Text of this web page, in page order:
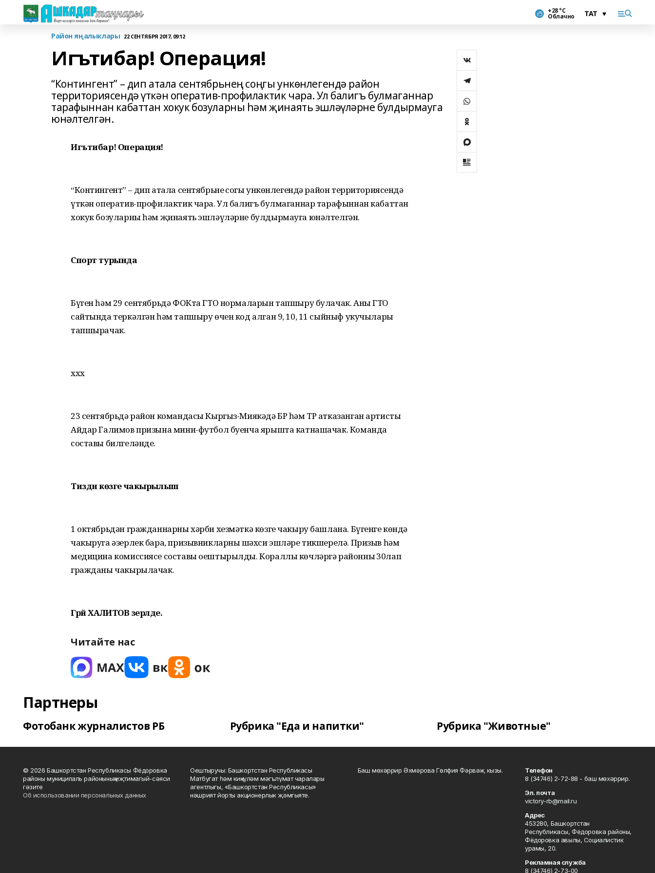
+28 °С
Облачно
Район яңалыклары 22 СЕНТЯБРЯ 2017, 09:12
Игътибар! Операция!
“Контингент” – дип атала сентябрьнең соңгы ункөнлегендә район
территориясендә үткән оператив-профилактик чара. Ул балигъ булмаганнар
тарафыннан кабаттан хокук бозуларны һәм җинаять эшләүләрне булдырмауга
юнәлтелгән.
Игътибар! Операция!
“Контингент” – дип атала сентябрьнең соңгы ункөнлегендә район территориясендә
үткән оператив-профилактик чара. Ул балигъ булмаганнар тарафыннан кабаттан
хокук бозуларны һәм җинаять эшләүләрне булдырмауга юнәлтелгән.
Спорт турында
Бүген һәм 29 сентябрьдә ФОКта ГТО нормаларын тапшыру булачак. Аны ГТО
сайтында теркәлгән һәм тапшыру өчен код алган 9, 10, 11 сыйныф укучылары
тапшырачак.
ххх
23 сентябрьдә район командасы Кыргыз-Миякәдә БР һәм ТР атказанган артисты
Айдар Галимов призына мини-футбол буенча ярышта катнашачак. Команда
составы билгеләнде.
Тиздән көзге чакырылыш
1 октябрьдән гражданнарны хәрби хезмәткә көзге чакыру башлана. Бүгенге көндә
чакыруга әзерлек бара, призывникларның шәхси эшләре тикшерелә. Призыв һәм
медицина комиссиясе составы оештырылды. Кораллы көчләргә районның 30лап
гражданы чакырылачак.
Гәрәй ХАЛИТОВ әзерләде.
Читайте нас
Партнеры
Фотобанк журналистов РБ Рубрика "Еда и напитки" Рубрика "Животные"
© 2026 Башкортстан Республикасы Фёдоровка
районы муниципаль районының иҗтимагый-сәяси
гәзите
Об использовании персональных данных
Оештыручы: Башкортстан Республикасы
Матбугат һәм киңкүләм мәгълүмат чаралары
агентлыгы, «Башкортстан Республикасы»
нәшрият йорты акционерлык җәмгыяте.
Баш мөхәррир Әхмәрова Гөлфия Фәрвәҗ кызы.
Телефон
8 (34746) 2-72-88 - баш мөхәррир.
Эл. почта
victory-rb@mail.ru
Адрес
453280, Башкортстан
Республикасы, Фёдоровка районы,
Фёдоровка авылы, Социалистик
урамы, 20.
Рекламная служба
8 (34746) 2-73-00